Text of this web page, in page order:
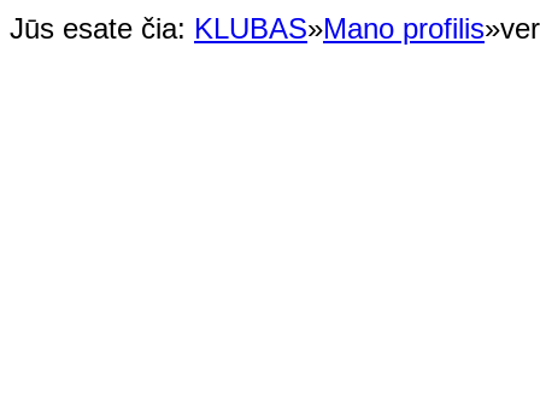
Jūs esate čia: KLUBAS»Mano profilis»